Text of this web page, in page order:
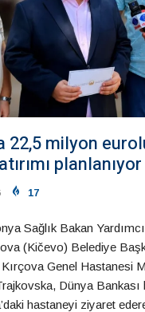
22,5 milyon
planlanıyor
17
Sağlık Bakan
(Kičevo) Belediye
Genel Hastanesi
Dünya Bankası
hastaneyi ziyaret